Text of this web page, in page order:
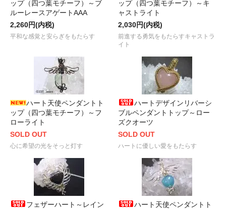
ップ（四つ葉モチーフ）～ブ
ルーレースアゲートAAA
2,260円(内税)
平和な感覚と安らぎをもたらす
ップ（四つ葉モチーフ）～キ
ャストライト
2,030円(内税)
前進する勇気をもたらすキャストラ
イト
ハート天使ペンダントト
ップ（四つ葉モチーフ）～フ
ローライト
SOLD OUT
心に希望の光をそっと灯す
ハートデザインリバーシ
ブルペンダントトップ～ロー
ズクオーツ
SOLD OUT
ハートに優しい愛をもたらす
フェザーハート～レイン
ハート天使ペンダントト